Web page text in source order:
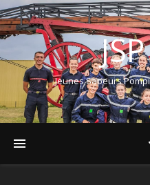
Jeunes Sapeurs